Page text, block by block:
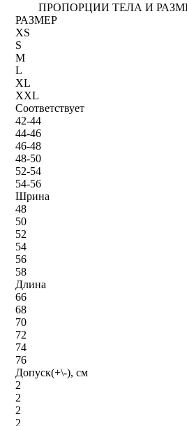
ПРОПОРЦИИ ТЕЛА И
РАЗМЕР
XS
S
M
L
XL
XXL
Соответствует
42-44
44-46
46-48
48-50
52-54
54-56
Шрина
48
50
52
54
56
58
Длина
66
68
70
72
74
76
Допуск(+\-), см
2
2
2
2